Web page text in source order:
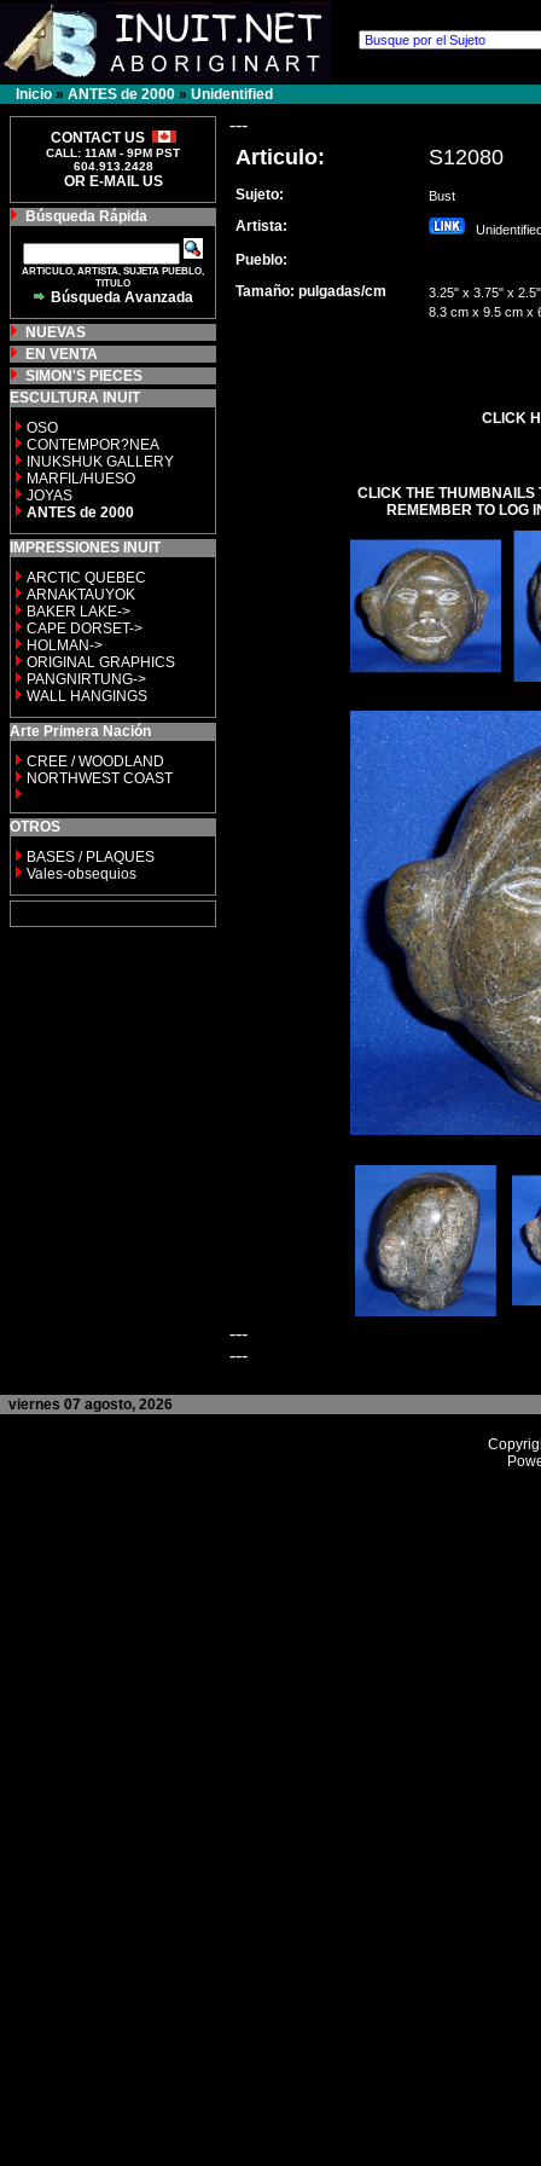
Inicio » ANTES de 2000 » Unidentified
CONTACT US
CALL: 11AM - 9PM PST
604.913.2428
OR E-MAIL US
Búsqueda Rápida
ARTICULO, ARTISTA, SUJETA PUEBLO,
TITULO
Búsqueda Avanzada
NUEVAS
EN VENTA
SIMON'S PIECES
ESCULTURA INUIT
OSO
CONTEMPOR?NEA
INUKSHUK GALLERY
MARFIL/HUESO
JOYAS
ANTES de 2000
IMPRESSIONES INUIT
ARCTIC QUEBEC
ARNAKTAUYOK
BAKER LAKE->
CAPE DORSET->
HOLMAN->
ORIGINAL GRAPHICS
PANGNIRTUNG->
WALL HANGINGS
Arte Primera Nación
CREE / WOODLAND
NORTHWEST COAST
OTROS
BASES / PLAQUES
Vales-obsequios
---
Articulo: S12080
Sujeto: Bust
Artista:
Pueblo:
Tamaño: pulgadas/cm
3.25" x 3.75" x 2.5"
8.3 cm x 9.5 cm x
CLICK
CLICK THE THUMBNAILS
REMEMBER TO LOG
---
---
viernes 07 agosto, 2026